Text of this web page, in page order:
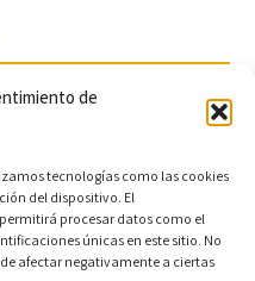
de
tecnologías como las cookies
del dispositivo. El
procesar datos como el
únicas en este sitio. No
afectar negativamente a ciertas
Transparencia